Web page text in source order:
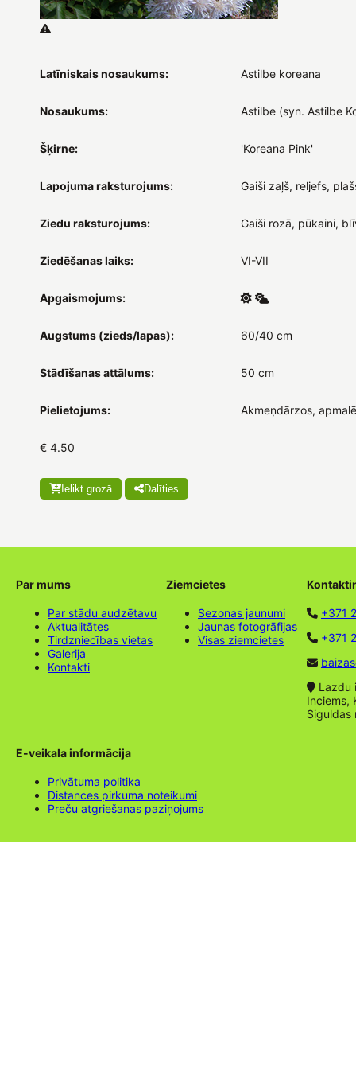
Latīniskais nosaukums: Astilbe koreana
Nosaukums: Astilbe (syn. Astilbe
Šķirne: 'Koreana Pink'
Lapojuma raksturojums: Gaiši zaļš, reljefs,
Ziedu raksturojums: Gaiši rozā, pūkaini,
Ziedēšanas laiks: VI-VII
Apgaismojums:
Augstums (zieds/lapas): 60/40 cm
Stādīšanas attālums: 50 cm
Pielietojums: Akmeņdārzos,
€ 4.50
Ielikt grozā Dalīties
Par mums
Par stādu audzētavu
Aktualitātes
Tirdzniecības vietas
Galerija
Kontakti
Ziemcietes
Sezonas jaunumi
Jaunas fotogrāfijas
Visas ziemcietes
+371
+371
Lazdu
Inciems,
Siguldas
E-veikala informācija
Privātuma politika
Distances pirkuma noteikumi
Preču atgriešanas paziņojums